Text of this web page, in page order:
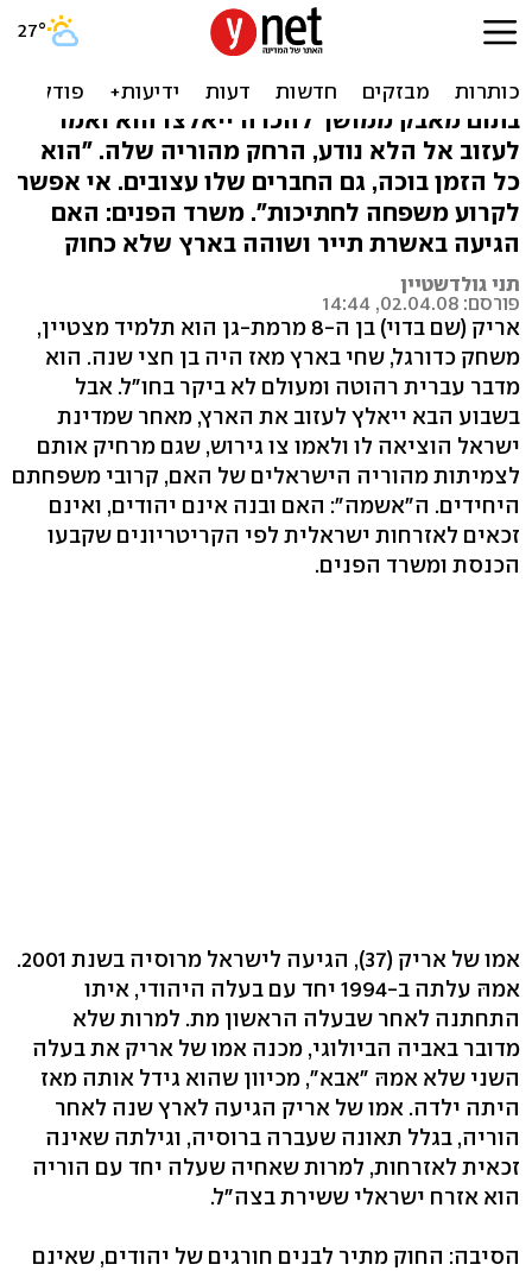
בן 8 עלה מרוסיה, גדל בארץ -
ויגורש עם אמו
בתום מאבק ממושך להכרה ייאלצו הוא ואמו
לעזוב אל הלא נודע, הרחק מהוריה שלה. "הוא
כל הזמן בוכה, גם החברים שלו עצובים. אי אפשר
לקרוע משפחה לחתיכות". משרד הפנים: האם
הגיעה באשרת תייר ושוהה בארץ שלא כחוק
תני גולדשטיין
פורסם: 02.04.08, 14:44
אריק (שם בדוי) בן ה-8 מרמת-גן הוא תלמיד מצטיין,
משחק כדורגל, שחי בארץ מאז היה בן חצי שנה. הוא
מדבר עברית רהוטה ומעולם לא ביקר בחו"ל. אבל
בשבוע הבא ייאלץ לעזוב את הארץ, מאחר שמדינת
ישראל הוציאה לו ולאמו צו גירוש, שגם מרחיק אותם
לצמיתות מהוריה הישראלים של האם, קרובי משפחתם
היחידים. ה"אשמה": האם ובנה אינם יהודים, ואינם
זכאים לאזרחות ישראלית לפי הקריטריונים שקבעו
הכנסת ומשרד הפנים.
אמו של אריק (37), הגיעה לישראל מרוסיה בשנת 2001.
אמהּ עלתה ב-1994 יחד עם בעלה היהודי, איתו
התחתנה לאחר שבעלה הראשון מת. למרות שלא
מדובר באביה הביולוגי, מכנה אמו של אריק את בעלה
השני שלא אמהּ "אבא", מכיוון שהוא גידל אותה מאז
היתה ילדה. אמו של אריק הגיעה לארץ שנה לאחר
הוריה, בגלל תאונה שעברה ברוסיה, וגילתה שאינה
זכאית לאזרחות, למרות שאחיה שעלה יחד עם הוריה
הוא אזרח ישראלי ששירת בצה"ל.
הסיבה: החוק מתיר לבנים חורגים של יהודים, שאינם